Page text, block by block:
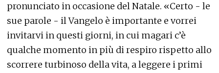
pronunciato in occasione del Natale. «Certo - le
sue parole - il Vangelo è importante e vorrei
invitarvi in questi giorni, in cui magari c’è
qualche momento in più di respiro rispetto allo
scorrere turbinoso della vita, a leggere i primi